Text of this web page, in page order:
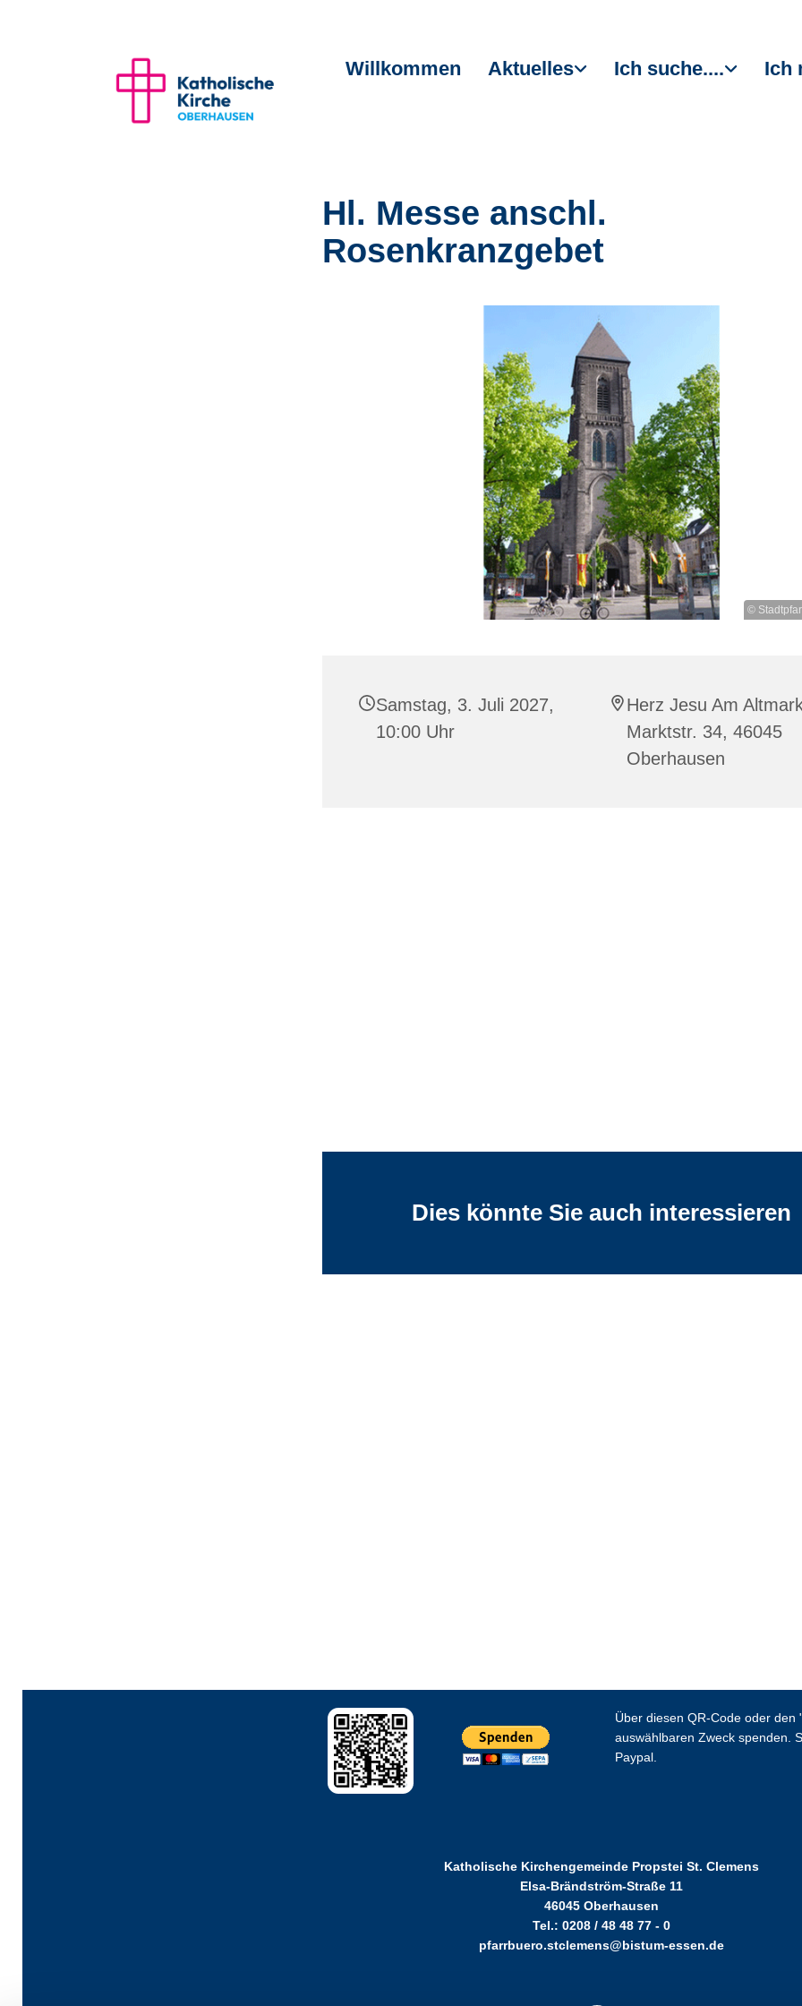
Willkommen Aktuelles Ich suche.... Ich
Hl. Messe anschl.
Rosenkranzgebet
©
Samstag, 3. Juli 2027,
10:00 Uhr
Herz Jesu Am
Marktstr. 34, 46045
Oberhausen
Dies könnte Sie auch interessieren
Über diesen QR-Code oder den
auswählbaren Zweck spenden.
Paypal.
Katholische Kirchengemeinde Propstei St. Clemens
Elsa-Brändström-Straße 11
46045 Oberhausen
Tel.: 0208 / 48 48 77 - 0
pfarrbuero.stclemens@bistum-essen.de